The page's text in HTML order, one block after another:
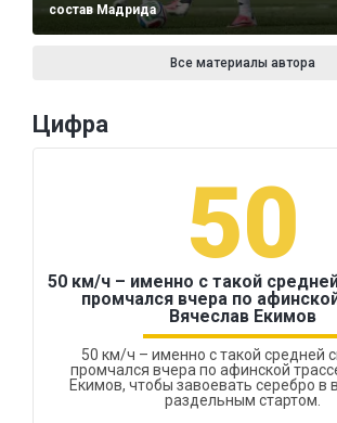
состав Мадрида
Все материалы автора
Цифра
50
50 км/ч – именно с такой
промчался вчера по
Вячеслав Екимов
50 км/ч – именно с такой средней
промчался вчера по афинской
Екимов, чтобы завоевать серебро в
раздельным стартом.